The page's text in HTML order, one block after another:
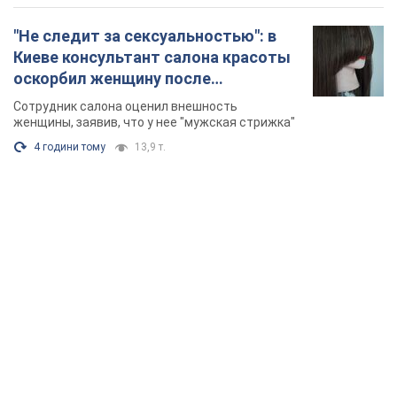
"Не следит за сексуальностью": в
Киеве консультант салона красоты
оскорбил женщину после
химиотерапии, разгорелся скандал.
Фото
Сотрудник салона оценил внешность
женщины, заявив, что у нее "мужская стрижка"
4 години тому 13,9 т.